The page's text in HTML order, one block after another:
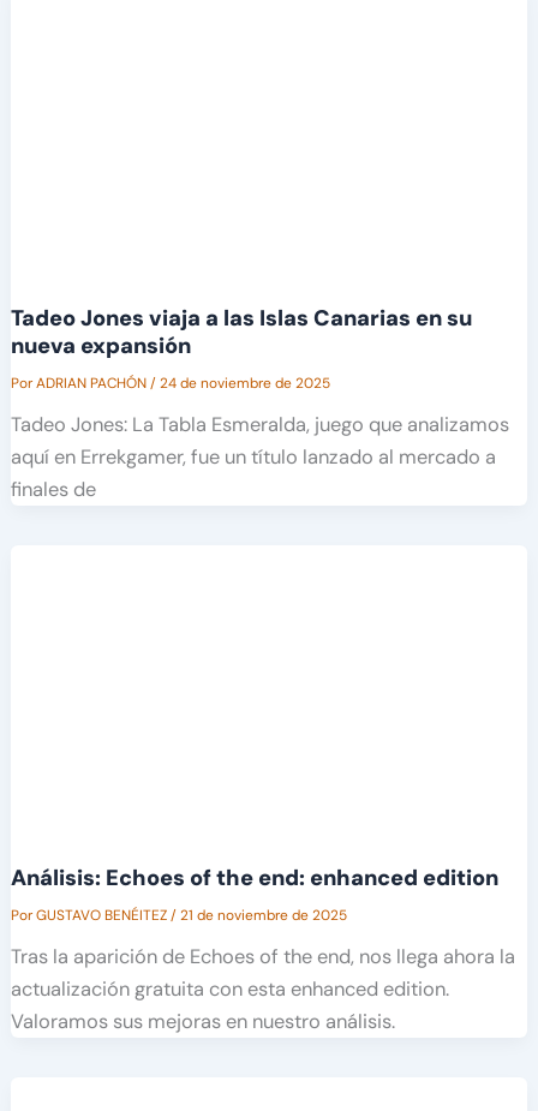
Tadeo Jones viaja a las Islas Canarias en su
nueva expansión
PorADRIAN PACHÓN/24 de noviembre de 2025
Tadeo Jones: La Tabla Esmeralda, juego que analizamos
aquí en Errekgamer, fue un título lanzado al mercado a
finales de
Análisis: Echoes of the end: enhanced edition
PorGUSTAVO BENÉITEZ/21 de noviembre de 2025
Tras la aparición de Echoes of the end, nos llega ahora la
actualización gratuita con esta enhanced edition.
Valoramos sus mejoras en nuestro análisis.